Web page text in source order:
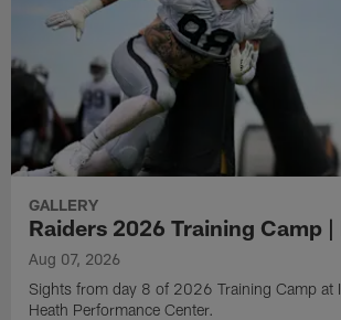
GALLERY
Raiders 2026 Training Camp |
Aug 07, 2026
Sights from day 8 of 2026 Training Camp at
Heath Performance Center.